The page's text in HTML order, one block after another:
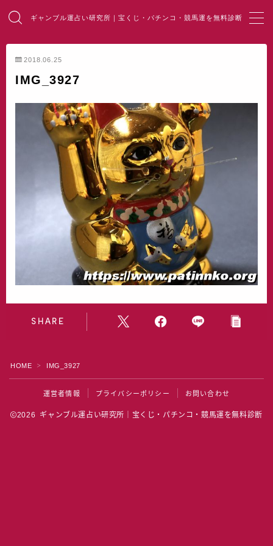
ギャンブル運占い研究所｜宝くじ・パチンコ・競馬運を無料診断
MENU
HOME
総合占い
宝くじ占い
パチンコ占い
競馬・麻雀占い
2018.06.25
IMG_3927
SHARE
HOME ＞ IMG_3927
運営者情報 プライバシーポリシー お問い合わせ
2026 ギャンブル運占い研究所｜宝くじ・パチンコ・競馬運を無料診断